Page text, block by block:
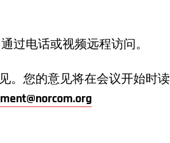
过电话或视频远程访问。
。您的意见将在会议开始时读